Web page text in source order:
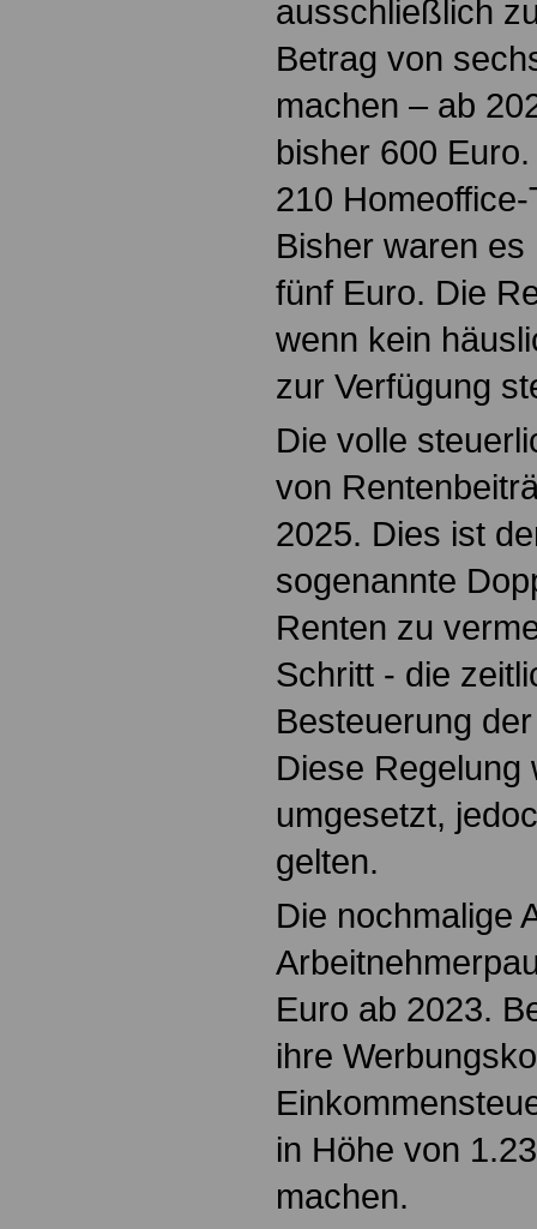
ausschließlich
Betrag von
machen – ab
bisher 600
210
Bisher waren es
fünf Euro. Die
wenn kein
zur Verfügung
Die volle
von
2025. Dies ist
sogenannte
Renten zu
Schritt - die
Besteuerung
Diese Regelung
umgesetzt,
gelten.
Die nochmalige
Euro ab 2023.
ihre
in Höhe von
machen.